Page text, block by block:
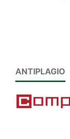
ANTIPLAGIO